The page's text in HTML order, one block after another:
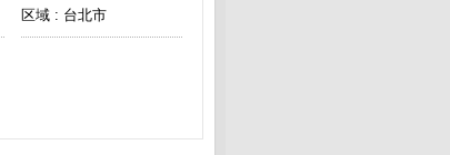
区域 : 台北市